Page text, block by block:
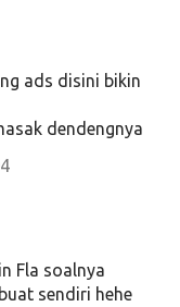
ads disini bikin
dendengnya
Fla soalnya
sendiri hehe